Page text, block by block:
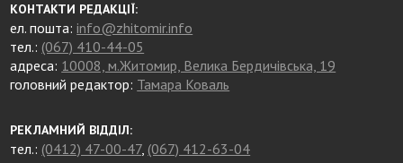
КОНТАКТИ РЕДАКЦІЇ:
ел. пошта:info@zhitomir.info
тел.: (067) 410-44-05
адреса: 10008, м.Житомир, Велика Бердичівська, 19
головний редактор: Тамара Коваль
РЕКЛАМНИЙ ВІДДІЛ:
тел.: (0412) 47-00-47, (067) 412-63-04